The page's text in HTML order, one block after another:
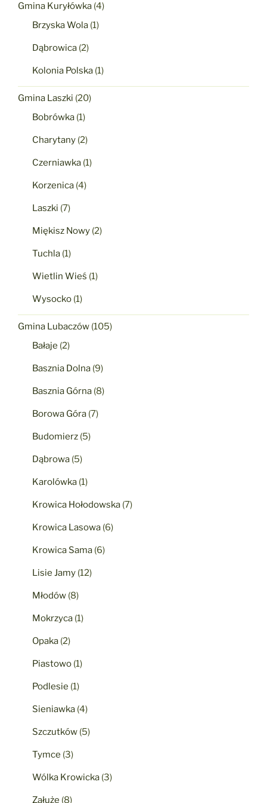
Gmina Kuryłówka (4)
Brzyska Wola (1)
Dąbrowica (2)
Kolonia Polska (1)
Gmina Laszki (20)
Bobrówka (1)
Charytany (2)
Czerniawka (1)
Korzenica (4)
Laszki (7)
Miękisz Nowy (2)
Tuchla (1)
Wietlin Wieś (1)
Wysocko (1)
Gmina Lubaczów (105)
Bałaje (2)
Basznia Dolna (9)
Basznia Górna (8)
Borowa Góra (7)
Budomierz (5)
Dąbrowa (5)
Karolówka (1)
Krowica Hołodowska (7)
Krowica Lasowa (6)
Krowica Sama (6)
Lisie Jamy (12)
Młodów (8)
Mokrzyca (1)
Opaka (2)
Piastowo (1)
Podlesie (1)
Sieniawka (4)
Szczutków (5)
Tymce (3)
Wólka Krowicka (3)
Załuże (8)